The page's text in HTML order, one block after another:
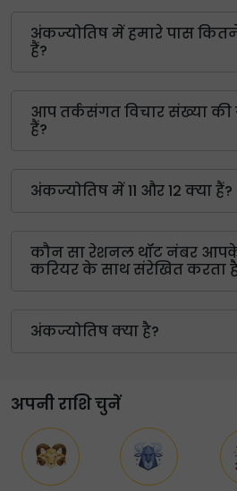
अंकज्योतिष में हमारे पास
हैं?
आप तर्कसंगत विचार संख्या
हैं?
अंकज्योतिष में 11 और 12 क्या हैं?
कौन सा रेशनल थॉट नंबर
करियर के साथ संरेखित करता
अंकज्योतिष क्या है?
अपनी राशि चुनें